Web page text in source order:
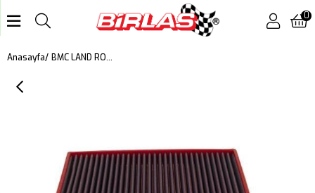
0
Anasayfa BMC LAND ROVER DISCOVERY 3, RANGE ROVER SPORT I (L320) KUTU İÇİ PERFORMANS HAVA FİLTRESİ FB911/20